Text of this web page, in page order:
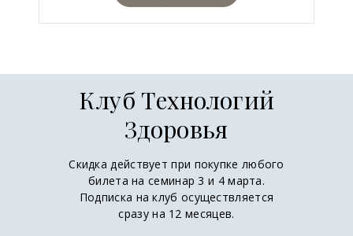
Клуб Технологий
Здоровья
Скидка действует при покупке любого
билета на семинар 3 и 4 марта.
Подписка на клуб осуществляется
сразу на 12 месяцев.